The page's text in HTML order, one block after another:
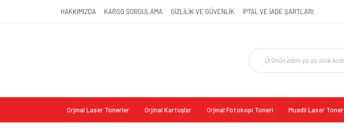
HAKKIMIZDA KARGO SORGULAMA GİZLİLİK VE GÜVENLİK İPTAL VE İADE ŞARTLARI
Orjinal Laser Tonerler Orjinal Kartuşlar Orjinal Fotokopi Toneri Muadil Laser Toner